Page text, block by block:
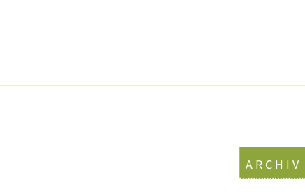
ARCHIV